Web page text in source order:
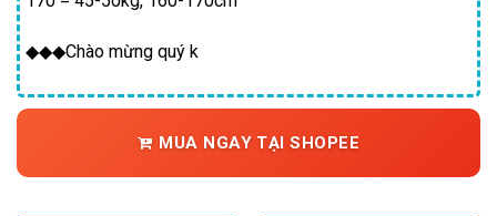
◆◆◆Chào mừng quý k
MUA NGAY TẠI SHOPEE